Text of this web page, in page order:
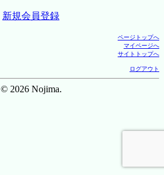
新規会員登録
ページトップへ
マイページへ
サイトトップへ
ログアウト
© 2026 Nojima.